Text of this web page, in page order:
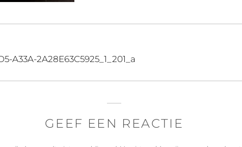
A33A-2A28E63C5925_1_201_a
GEEF EEN REACTIE